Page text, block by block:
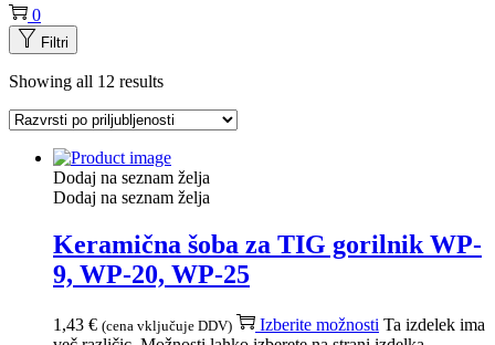
0
Filtri
Showing all 12 results
Dodaj na seznam želja
Dodaj na seznam želja
Keramična šoba za TIG gorilnik WP-
9, WP-20, WP-25
1,43 € (cena vključuje DDV) Izberite možnosti Ta izdelek ima